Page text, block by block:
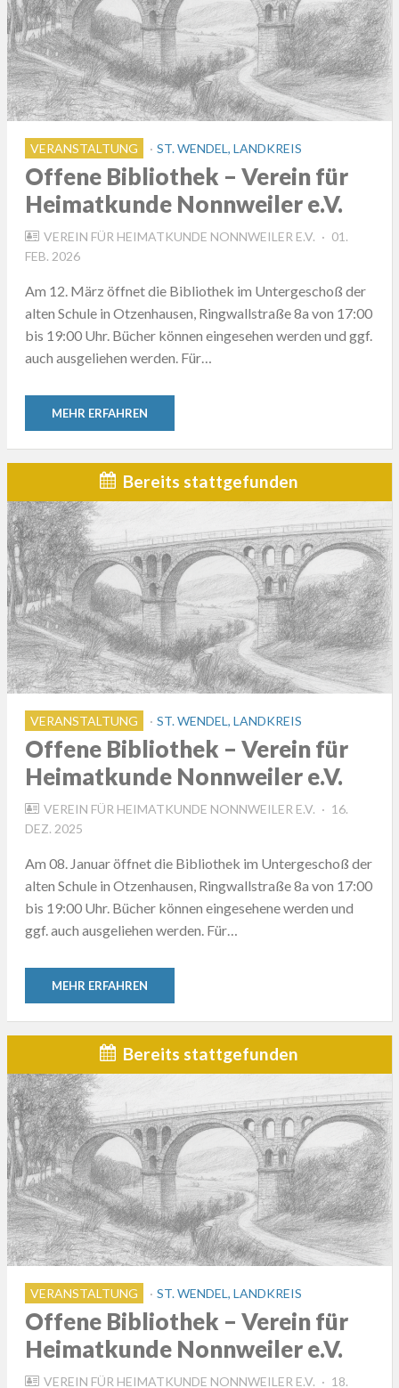
VERANSTALTUNG ST. WENDEL, LANDKREIS
Offene Bibliothek – Verein für
Heimatkunde Nonnweiler e.V.
VEREIN FÜR HEIMATKUNDE NONNWEILER E.V.
POSTED
01.
FEB. 2026
Am 12. März öffnet die Bibliothek im Untergeschoß der
alten Schule in Otzenhausen, Ringwallstraße 8a von 17:00
bis 19:00 Uhr. Bücher können eingesehen werden und ggf.
auch ausgeliehen werden. Für…
MEHR ERFAHREN
Bereits stattgefunden
VERANSTALTUNG ST. WENDEL, LANDKREIS
Offene Bibliothek – Verein für
Heimatkunde Nonnweiler e.V.
VEREIN FÜR HEIMATKUNDE NONNWEILER E.V.
POSTED
16.
DEZ. 2025
Am 08. Januar öffnet die Bibliothek im Untergeschoß der
alten Schule in Otzenhausen, Ringwallstraße 8a von 17:00
bis 19:00 Uhr. Bücher können eingesehene werden und
ggf. auch ausgeliehen werden. Für…
MEHR ERFAHREN
Bereits stattgefunden
VERANSTALTUNG ST. WENDEL, LANDKREIS
Offene Bibliothek – Verein für
Heimatkunde Nonnweiler e.V.
VEREIN FÜR HEIMATKUNDE NONNWEILER E.V. POSTED
18.